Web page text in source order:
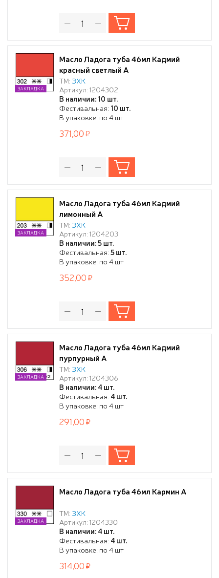
Масло Ладога туба 46мл Кадмий
красный светлый А
ТМ: ЗХК
Артикул: 1204302
В наличии: 10 шт.
Фестивальная: 10 шт.
В упаковке: по 4 шт
ЗАКЛАДКА
371,00
Масло Ладога туба 46мл Кадмий
лимонный А
ТМ: ЗХК
Артикул: 1204203
В наличии: 5 шт.
Фестивальная:5 шт.
В упаковке: по 4 шт
ЗАКЛАДКА
352,00
Масло Ладога туба 46мл Кадмий
пурпурный А
ТМ: ЗХК
Артикул: 1204306
В наличии: 4 шт.
Фестивальная: 4 шт.
В упаковке: по 4 шт
ЗАКЛАДКА
291,00
Масло Ладога туба 46мл Кармин А
ТМ: ЗХК
Артикул: 1204330
В наличии: 4 шт.
Фестивальная: 4 шт.
В упаковке: по 4 шт
ЗАКЛАДКА
314,00